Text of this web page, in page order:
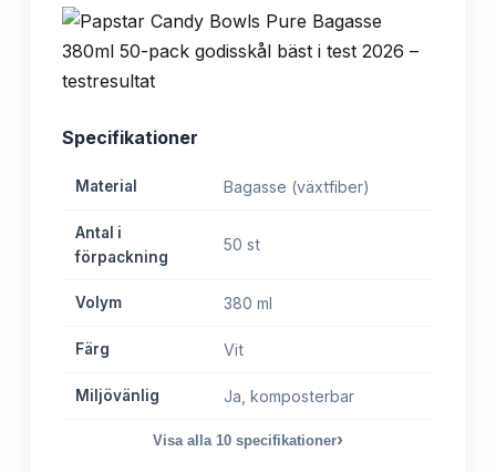
Specifikationer
Material Bagasse (växtfiber)
Antal i
förpackning
50 st
Volym 380 ml
Färg Vit
Miljövänlig Ja, komposterbar
Visa alla 10 specifikationer›